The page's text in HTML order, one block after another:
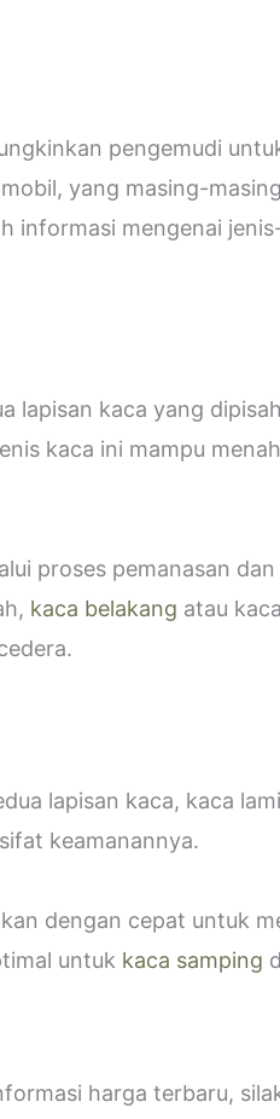
pengemudi
yang masing-
mengenai
lapisan kaca yang
kaca ini mampu
proses pemanasan
kaca belakang atau
lapisan kaca, kaca
keamanannya.
dengan cepat untuk
untuk kaca samping
harga terbaru,